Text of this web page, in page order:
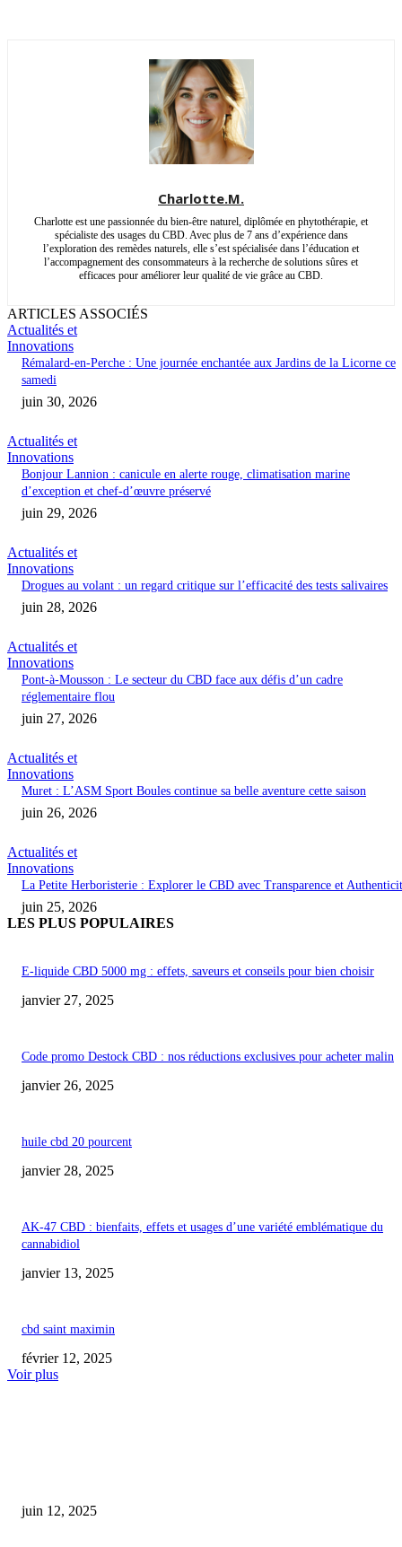
Charlotte.M.
Charlotte est une passionnée du bien-être naturel, diplômée en phytothérapie, et
spécialiste des usages du CBD. Avec plus de 7 ans d’expérience dans
l’exploration des remèdes naturels, elle s’est spécialisée dans l’éducation et
l’accompagnement des consommateurs à la recherche de solutions sûres et
efficaces pour améliorer leur qualité de vie grâce au CBD.
ARTICLES ASSOCIÉS
Actualités et
Innovations
Rémalard-en-Perche : Une journée enchantée aux Jardins de la Licorne ce
samedi
juin 30, 2026
Actualités et
Innovations
Bonjour Lannion : canicule en alerte rouge, climatisation marine
d’exception et chef-d’œuvre préservé
juin 29, 2026
Actualités et
Innovations
Drogues au volant : un regard critique sur l’efficacité des tests salivaires
juin 28, 2026
Actualités et
Innovations
Pont-à-Mousson : Le secteur du CBD face aux défis d’un cadre
réglementaire flou
juin 27, 2026
Actualités et
Innovations
Muret : L’ASM Sport Boules continue sa belle aventure cette saison
juin 26, 2026
Actualités et
Innovations
La Petite Herboristerie : Explorer le CBD avec Transparence et
juin 25, 2026
LES PLUS POPULAIRES
E-liquide CBD 5000 mg : effets, saveurs et conseils pour bien choisir
janvier 27, 2025
Code promo Destock CBD : nos réductions exclusives pour acheter malin
janvier 26, 2025
huile cbd 20 pourcent
janvier 28, 2025
AK-47 CBD : bienfaits, effets et usages d’une variété emblématique du
cannabidiol
janvier 13, 2025
cbd saint maximin
février 12, 2025
Voir plus
juin 12, 2025